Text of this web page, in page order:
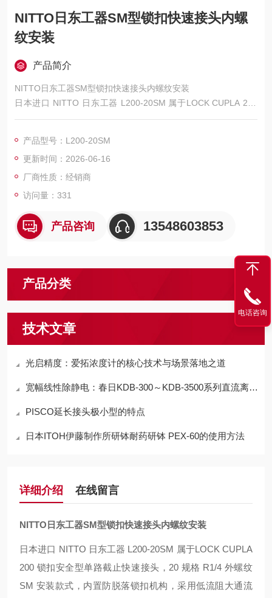
NITTO日东工器SM型锁扣快速接头内螺
纹安装
产品简介
NITTO日东工器SM型锁扣快速接头内螺纹安装
日本进口 NITTO 日东工器 L200-20SM 属于LOCK CUPLA 200
锁扣安全型单路截止快速接头，20 规格 R1/4 外螺纹 SM 安装款
压 1.5MPa，单手一键插拔，主打管路连接安全防脱落、通气损
耗低、全系列通用互换，是自动化设备、空压机固定气源端适配
的工业级气动接头。
产品型号：L200-20SM
更新时间：2026-06-16
厂商性质：经销商
访问量：331
产品咨询 13548603853
产品分类
技术文章
光启精度：爱拓浓度计的核心技术与场景落地之道
宽幅线性除静电：春日KDB-300～KDB-3500系列直流离子除电棒
PISCO延长接头极小型的特点
日本ITOH伊藤制作所研钵耐药研钵 PEX-60的使用方法
详细介绍 在线留言
NITTO日东工器SM型锁扣快速接头内螺纹安装
日本进口 NITTO 日东工器 L200-20SM 属于LOCK CUPLA
200 锁扣安全型单路截止快速接头，20 规格 R1/4 外螺纹
SM 安装款式，内置防脱落锁扣机构，采用低流阻大通流
电话咨询